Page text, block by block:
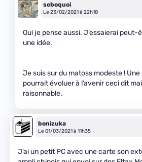
seboquoi
Le 23/02/2021 à 22h18
Oui je pense aussi. J’essaierai
une idée.
Je suis sur du matoss modeste ! Une
pourrait évoluer à l’avenir ceci dit
raisonnable.
bonizuka
Le 01/03/2021 à 11h35
J’ai un petit PC avec une carte son